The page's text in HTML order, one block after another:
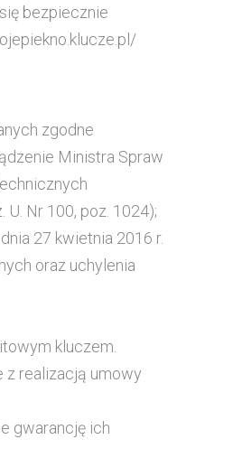
bezpiecznie
zgodne
Ministra Spraw
Nr 100, poz. 1024);
27 kwietnia 2016 r.
oraz uchylenia
kluczem.
z realizacją umowy
gwarancję ich